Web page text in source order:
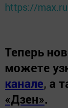
https://
Теперь
можете
канале, а
«Дзен».